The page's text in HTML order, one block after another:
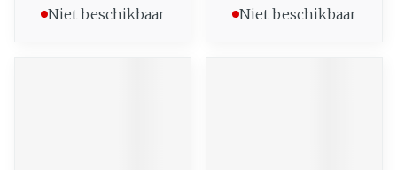
Niet beschikbaar Niet beschikbaar